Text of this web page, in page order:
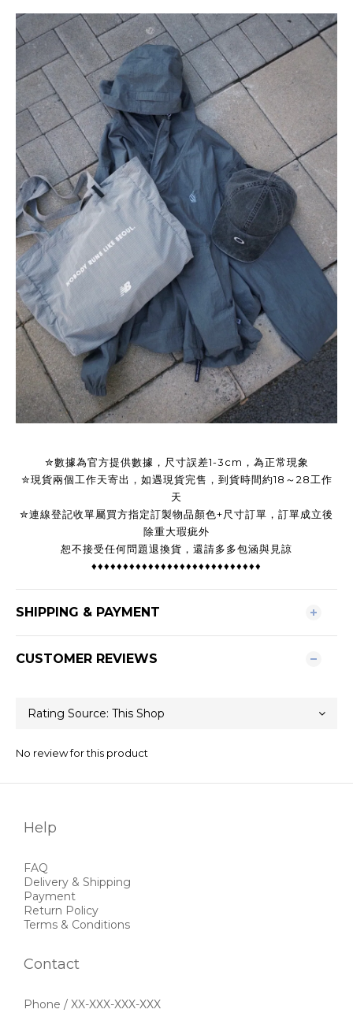
✮數據為官方提供數據，尺寸誤差1-3cm，為正常現象
✮現貨兩個工作天寄出，如遇現貨完售，到貨時間約18～28工作
天
✮連線登記收單屬買方指定訂製物品顏色+尺寸訂單，訂單成立後
除重大瑕疵外
恕不接受任何問題退換貨，還請多多包涵與見諒
♦♦♦♦♦♦♦♦♦♦♦♦♦♦♦♦♦♦♦♦♦♦♦♦♦♦♦
SHIPPING & PAYMENT
CUSTOMER REVIEWS
No review for this product
Help
FAQ
Delivery & Shipping
Payment
Return Policy
Terms & Conditions
Contact
Phone / XX-XXX-XXX-XXX